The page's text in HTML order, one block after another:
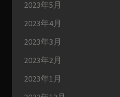
2023年5月
2023年4月
2023年3月
2023年2月
2023年1月